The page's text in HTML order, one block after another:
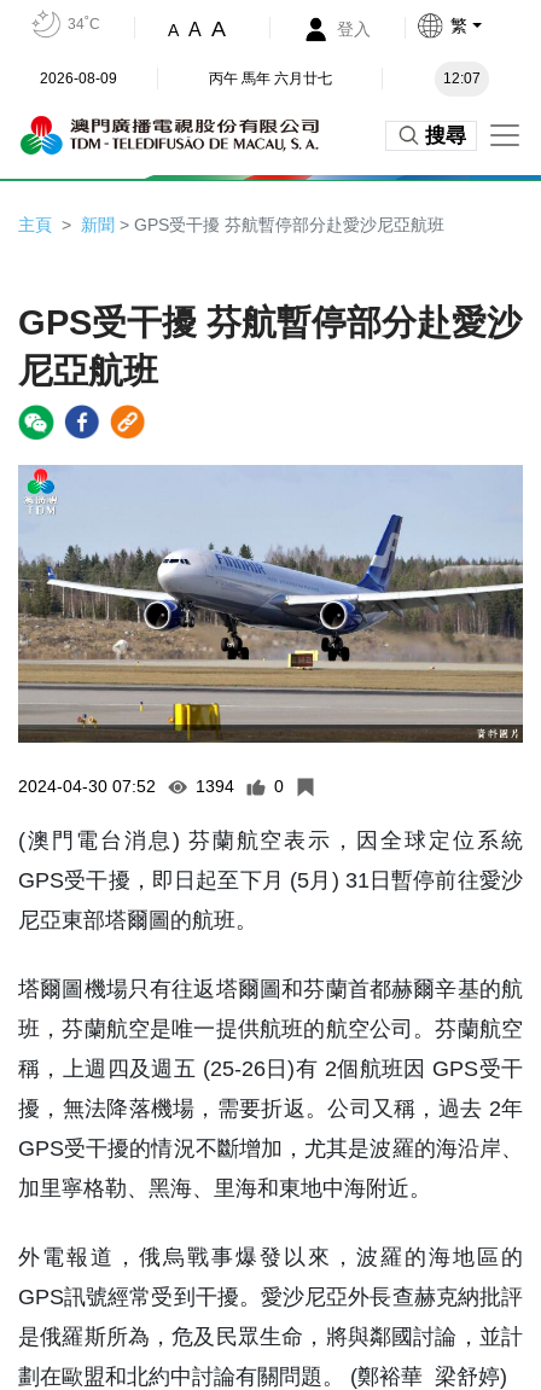
34˚C A A A 登入 繁
2026-08-09 丙午 馬年 六月廿七 12:07
搜尋
主頁 新聞 > GPS受干擾 芬航暫停部分赴愛沙尼亞航班
GPS受干擾 芬航暫停部分赴愛沙
尼亞航班
2024-04-30 07:52 1394 0
(澳門電台消息) 芬蘭航空表示，因全球定位系統
GPS受干擾，即日起至下月 (5月) 31日暫停前往愛沙
尼亞東部塔爾圖的航班。
塔爾圖機場只有往返塔爾圖和芬蘭首都赫爾辛基的航
班，芬蘭航空是唯一提供航班的航空公司。芬蘭航空
稱，上週四及週五 (25-26日)有 2個航班因 GPS受干
擾，無法降落機場，需要折返。公司又稱，過去 2年
GPS受干擾的情況不斷增加，尤其是波羅的海沿岸、
加里寧格勒、黑海、里海和東地中海附近。
外電報道，俄烏戰事爆發以來，波羅的海地區的
GPS訊號經常受到干擾。愛沙尼亞外長查赫克納批評
是俄羅斯所為，危及民眾生命，將與鄰國討論，並計
劃在歐盟和北約中討論有關問題。 (鄭裕華 梁舒婷)